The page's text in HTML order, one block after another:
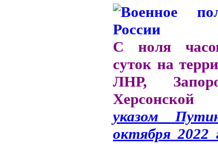
С ноля
суток на
ЛНР,
указом
октября